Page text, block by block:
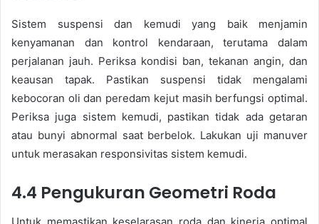
Sistem suspensi dan kemudi yang baik menjamin
kenyamanan dan kontrol kendaraan, terutama dalam
perjalanan jauh. Periksa kondisi ban, tekanan angin, dan
keausan tapak. Pastikan suspensi tidak mengalami
kebocoran oli dan peredam kejut masih berfungsi optimal.
Periksa juga sistem kemudi, pastikan tidak ada getaran
atau bunyi abnormal saat berbelok. Lakukan uji manuver
untuk merasakan responsivitas sistem kemudi.
4.4 Pengukuran Geometri Roda